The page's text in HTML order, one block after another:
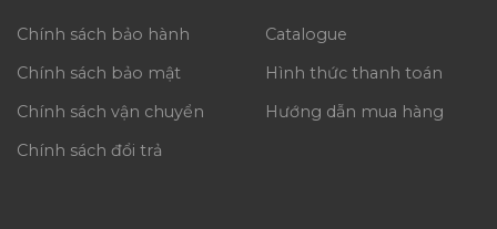
Chính sách bảo hành
Chính sách bảo mật
Chính sách vận chuyển
Chính sách đổi trả
Catalogue
Hình thức thanh toán
Hướng dẫn mua hàng